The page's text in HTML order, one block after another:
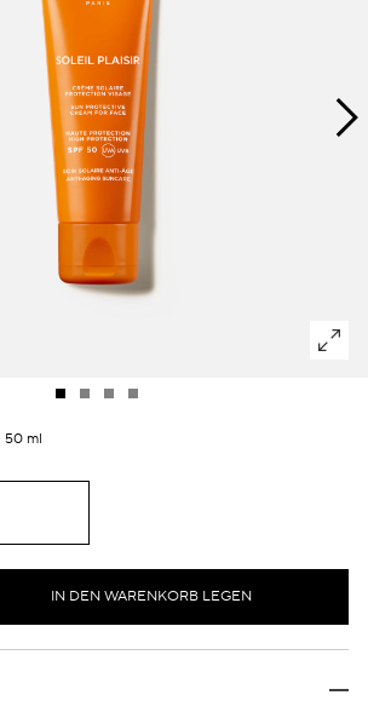
Hautton
50 ml
IN DEN WARENKORB LEGEN